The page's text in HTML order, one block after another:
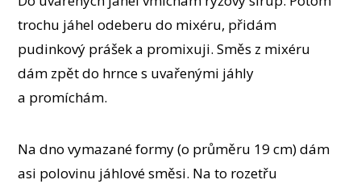
trochu jáhel odeberu do mixéru, přidám
pudinkový prášek a promixuji. Směs z mixéru
dám zpět do hrnce s uvařenými jáhly
a promíchám.
Na dno vymazané formy (o průměru 19 cm) dám
asi polovinu jáhlové směsi. Na to rozetřu